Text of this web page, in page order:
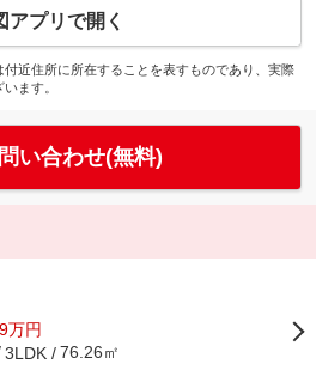
アプリで開く
近住所に所在することを表すものであり、実際
ます。
い合わせ(無料)
万円
3LDK 76.26㎡